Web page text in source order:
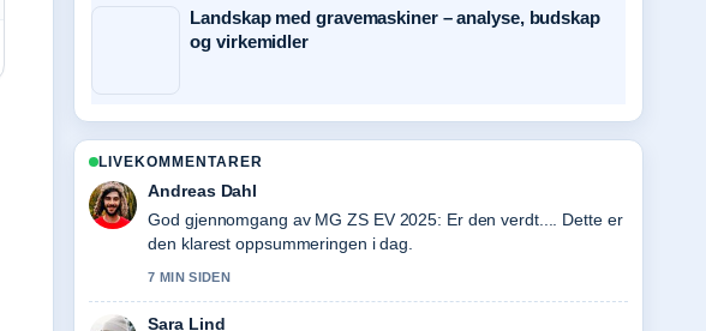
Landskap med gravemaskiner – analyse, budskap
og virkemidler
LIVEKOMMENTARER
Andreas Dahl
God gjennomgang av MG ZS EV 2025: Er den verdt.... Dette er
den klarest oppsummeringen i dag.
7 MIN SIDEN
Sara Lind